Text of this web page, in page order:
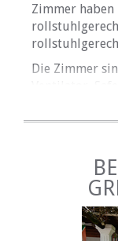
Zimmer haben
Die Zimmer
Bouquet),
Tee / Kaffee-
• WLAN ist
verfügbar -
kostenlos.